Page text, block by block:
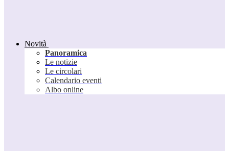
Novità
Panoramica
Le notizie
Le circolari
Calendario eventi
Albo online